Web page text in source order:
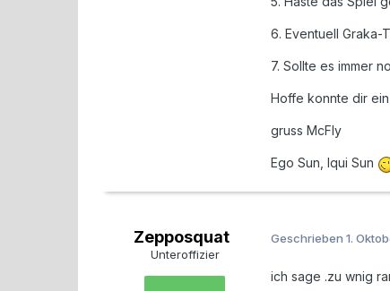
6. Eventuell Graka-
7. Sollte es immer
Hoffe konnte dir
gruss McFly
Ego Sun, Iqui Sun
Zepposquat
Unteroffizier
Geschrieben 1.
ich sage .zu wnig